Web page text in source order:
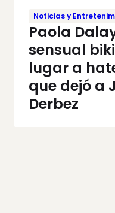
Noticias y
Paola
sensual
lugar a
que dejó a
Derbez